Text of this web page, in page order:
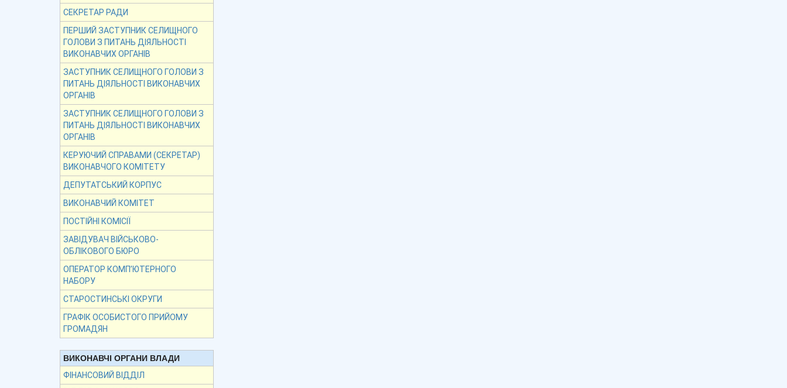
СЕКРЕТАР РАДИ
ПЕРШИЙ ЗАСТУПНИК СЕЛИЩНОГО
ГОЛОВИ З ПИТАНЬ ДІЯЛЬНОСТІ
ВИКОНАВЧИХ ОРГАНІВ
ЗАСТУПНИК СЕЛИЩНОГО ГОЛОВИ З
ПИТАНЬ ДІЯЛЬНОСТІ ВИКОНАВЧИХ
ОРГАНІВ
ЗАСТУПНИК СЕЛИЩНОГО ГОЛОВИ З
ПИТАНЬ ДІЯЛЬНОСТІ ВИКОНАВЧИХ
ОРГАНІВ
КЕРУЮЧИЙ СПРАВАМИ (СЕКРЕТАР)
ВИКОНАВЧОГО КОМІТЕТУ
ДЕПУТАТСЬКИЙ КОРПУС
ВИКОНАВЧИЙ КОМІТЕТ
ПОСТІЙНІ КОМІСІЇ
ЗАВІДУВАЧ ВІЙСЬКОВО-
ОБЛІКОВОГО БЮРО
ОПЕРАТОР КОМП’ЮТЕРНОГО
НАБОРУ
СТАРОСТИНСЬКІ ОКРУГИ
ГРАФІК ОСОБИСТОГО ПРИЙОМУ
ГРОМАДЯН
ВИКОНАВЧІ ОРГАНИ ВЛАДИ
ФІНАНСОВИЙ ВІДДІЛ